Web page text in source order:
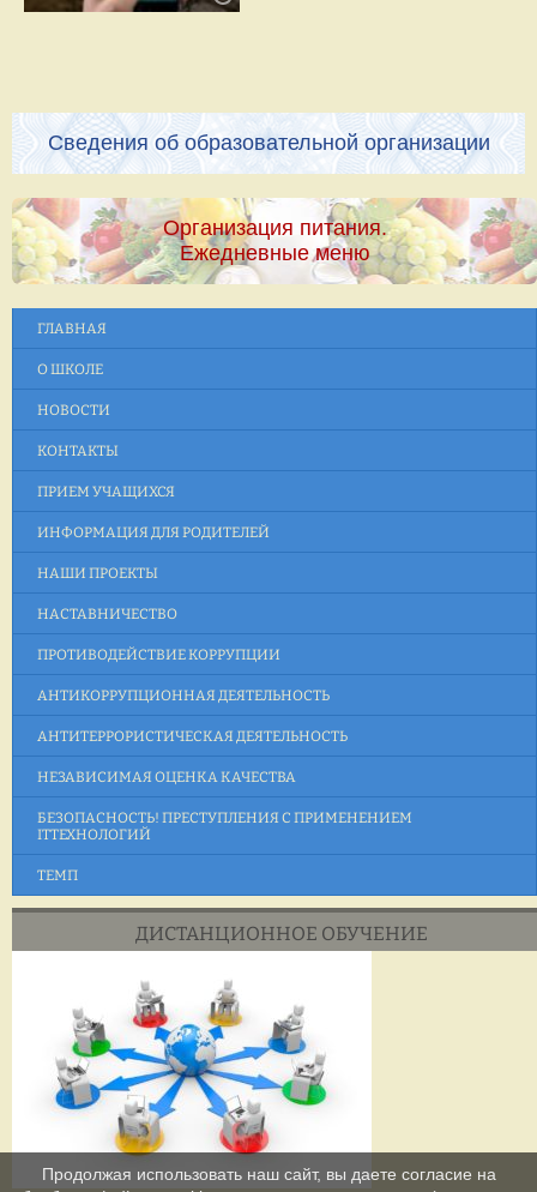
Сведения об образовательной организации
Организация питания.
Ежедневные меню
ГЛАВНАЯ
О ШКОЛЕ
НОВОСТИ
КОНТАКТЫ
ПРИЕМ УЧАЩИХСЯ
ИНФОРМАЦИЯ ДЛЯ РОДИТЕЛЕЙ
НАШИ ПРОЕКТЫ
НАСТАВНИЧЕСТВО
ПРОТИВОДЕЙСТВИЕ КОРРУПЦИИ
АНТИКОРРУПЦИОННАЯ ДЕЯТЕЛЬНОСТЬ
АНТИТЕРРОРИСТИЧЕСКАЯ ДЕЯТЕЛЬНОСТЬ
НЕЗАВИСИМАЯ ОЦЕНКА КАЧЕСТВА
БЕЗОПАСНОСТЬ! ПРЕСТУПЛЕНИЯ С ПРИМЕНЕНИЕМ
ITТЕХНОЛОГИЙ
ТЕМП
ДИСТАНЦИОННОЕ ОБУЧЕНИЕ
Продолжая использовать наш сайт, вы даете согласие на